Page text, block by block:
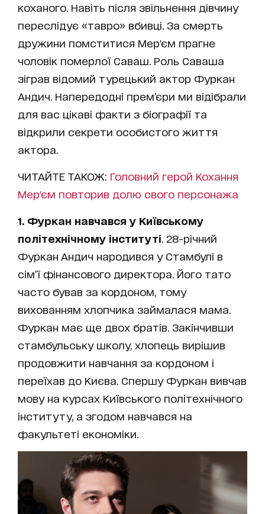
коханого. Навіть після звільнення дівчину
переслідує «тавро» вбивці. За смерть
дружини помститися Мер'єм прагне
чоловік померлої Саваш. Роль Саваша
зіграв відомий турецький актор Фуркан
Андич. Напередодні прем’єри ми відібрали
для вас цікаві факти з біографії та
відкрили секрети особистого життя
актора.
ЧИТАЙТЕ ТАКОЖ: Головний герой Кохання
Мер'єм повторив долю свого персонажа
1. Фуркан навчався у Київському
політехнічному інституті . 28-річний
Фуркан Андич народився у Стамбулі в
сім’ї фінансового директора. Його тато
часто бував за кордоном, тому
вихованням хлопчика займалася мама.
Фуркан має ще двох братів. Закінчивши
стамбульську школу, хлопець вирішив
продовжити навчання за кордоном і
переїхав до Києва. Спершу Фуркан вивчав
мову на курсах Київського політехнічного
інституту, а згодом навчався на
факультеті економіки.